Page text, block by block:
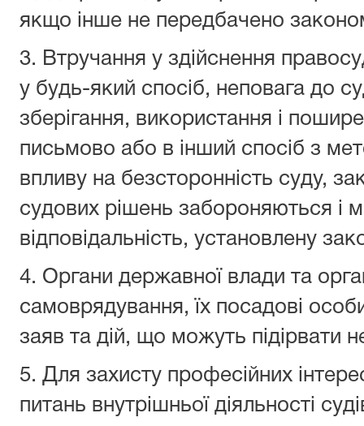
якщо інше не передбачено
3. Втручання у здійснення
у будь-який спосіб, неповага до
зберігання, використання і
письмово або в інший спосіб з
впливу на безсторонність суду,
судових рішень забороняються і
відповідальність, установлену
4. Органи державної влади та
самоврядування, їх посадові
заяв та дій, що можуть підірвати
5. Для захисту професійних
питань внутрішньої діяльності